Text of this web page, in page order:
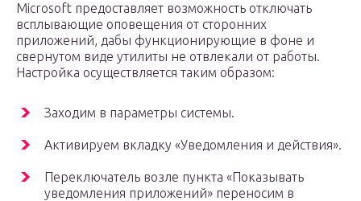
Microsoft предоставляет возможность отключать
всплывающие оповещения от сторонних
приложений, дабы функционирующие в фоне и
свернутом виде утилиты не отвлекали от работы.
Настройка осуществляется таким образом:
Заходим в параметры системы.
Активируем вкладку «Уведомления и действия».
Переключатель возле пункта «Показывать
уведомления приложений» переносим в